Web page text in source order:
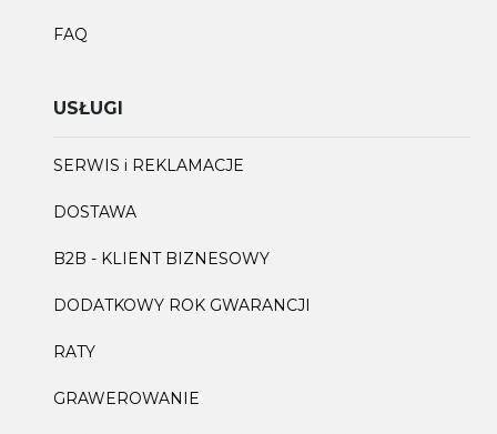
FAQ
USŁUGI
SERWIS i REKLAMACJE
DOSTAWA
B2B - KLIENT BIZNESOWY
DODATKOWY ROK GWARANCJI
RATY
GRAWEROWANIE